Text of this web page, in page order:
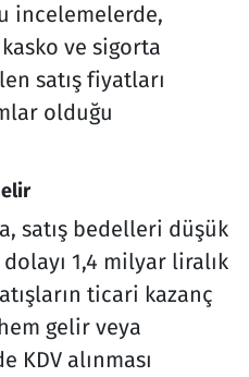
incelemelerde,
ve sigorta
satış fiyatları
olduğu
satış bedelleri düşük
1,4 milyar liralık
ticari kazanç
gelir veya
KDV alınması